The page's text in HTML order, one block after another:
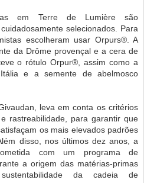
em Terre de Lumière são
selecionados. Para
escolheram usar Orpurs®. A
da Drôme provençal e a cera de
o rótulo Orpur®, assim como a
e a semente de abelmosco
leva em conta os critérios
rastreabilidade, para garantir que
os mais elevados padrões
disso, nos últimos dez anos, a
com um programa de
a origem das matérias-primas
da cadeia de